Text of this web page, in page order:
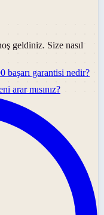
geldiniz. Size nasıl
başarı garantisi nedir?
arar mısınız?